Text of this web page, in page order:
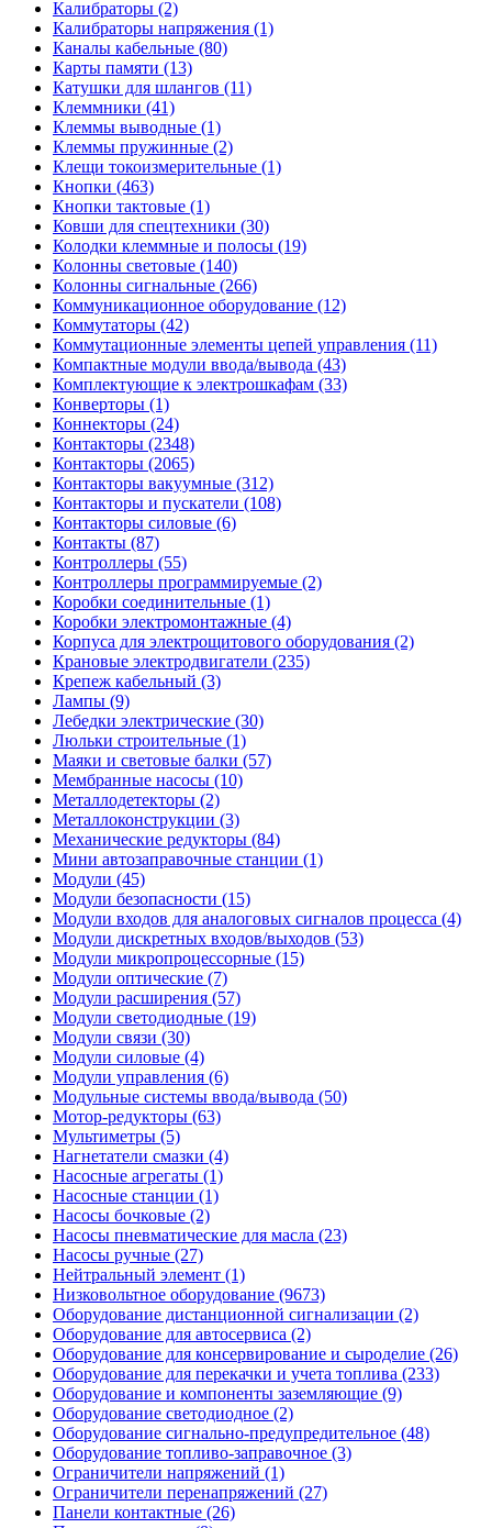
Калибраторы (2)
Калибраторы напряжения (1)
Каналы кабельные (80)
Карты памяти (13)
Катушки для шлангов (11)
Клеммники (41)
Клеммы выводные (1)
Клеммы пружинные (2)
Клещи токоизмерительные (1)
Кнопки (463)
Кнопки тактовые (1)
Ковши для спецтехники (30)
Колодки клеммные и полосы (19)
Колонны световые (140)
Колонны сигнальные (266)
Коммуникационное оборудование (12)
Коммутаторы (42)
Коммутационные элементы цепей управления (11)
Компактные модули ввода/вывода (43)
Комплектующие к электрошкафам (33)
Конверторы (1)
Коннекторы (24)
Контакторы (2348)
Контакторы (2065)
Контакторы вакуумные (312)
Контакторы и пускатели (108)
Контакторы силовые (6)
Контакты (87)
Контроллеры (55)
Контроллеры программируемые (2)
Коробки соединительные (1)
Коробки электромонтажные (4)
Корпуса для электрощитового оборудования (2)
Крановые электродвигатели (235)
Крепеж кабельный (3)
Лампы (9)
Лебедки электрические (30)
Люльки строительные (1)
Маяки и световые балки (57)
Мембранные насосы (10)
Металлодетекторы (2)
Металлоконструкции (3)
Механические редукторы (84)
Мини автозаправочные станции (1)
Модули (45)
Модули безопасности (15)
Модули входов для аналоговых сигналов процесса (4)
Модули дискретных входов/выходов (53)
Модули микропроцессорные (15)
Модули оптические (7)
Модули расширения (57)
Модули светодиодные (19)
Модули связи (30)
Модули силовые (4)
Модули управления (6)
Модульные системы ввода/вывода (50)
Мотор-редукторы (63)
Мультиметры (5)
Нагнетатели смазки (4)
Насосные агрегаты (1)
Насосные станции (1)
Насосы бочковые (2)
Насосы пневматические для масла (23)
Насосы ручные (27)
Нейтральный элемент (1)
Низковольтное оборудование (9673)
Оборудование дистанционной сигнализации (2)
Оборудование для автосервиса (2)
Оборудование для консервирование и сыроделие (26)
Оборудование для перекачки и учета топлива (233)
Оборудование и компоненты заземляющие (9)
Оборудование светодиодное (2)
Оборудование сигнально-предупредительное (48)
Оборудование топливо-заправочное (3)
Ограничители напряжений (1)
Ограничители перенапряжений (27)
Панели контактные (26)